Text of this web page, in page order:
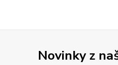
Novinky z